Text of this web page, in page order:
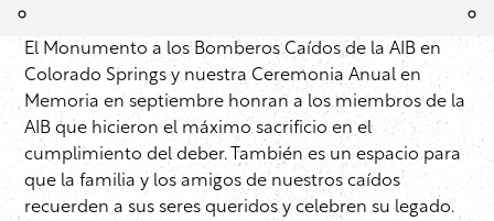
El Monumento a los Bomberos Caídos de la AIB en
Colorado Springs y nuestra Ceremonia Anual en
Memoria en septiembre honran a los miembros de la
AIB que hicieron el máximo sacrificio en el
cumplimiento del deber. También es un espacio para
que la familia y los amigos de nuestros caídos
recuerden a sus seres queridos y celebren su legado.